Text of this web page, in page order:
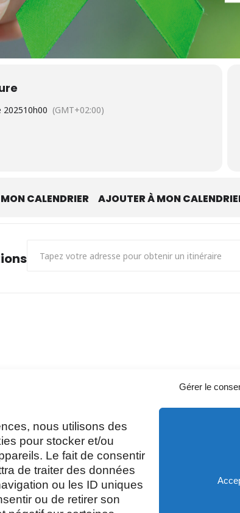
Gérer le
nous utilisons des
pour stocker et/ou
Le fait de consentir
de traiter des données
ou les ID uniques
ou de retirer son
202510h00 (GMT+02:00)
CALENDRIER AJOUTER À MON
Toufflers
Mardi, Jeudi et
13h30/17h15
Mercredi et Samedi :